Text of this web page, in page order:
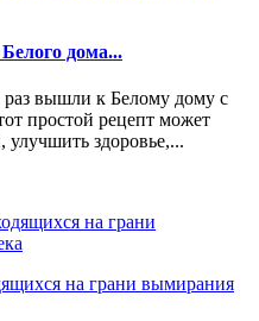
дома...
раз вышли к Белому дому с
простой рецепт может
здоровье,...
на грани вымирания